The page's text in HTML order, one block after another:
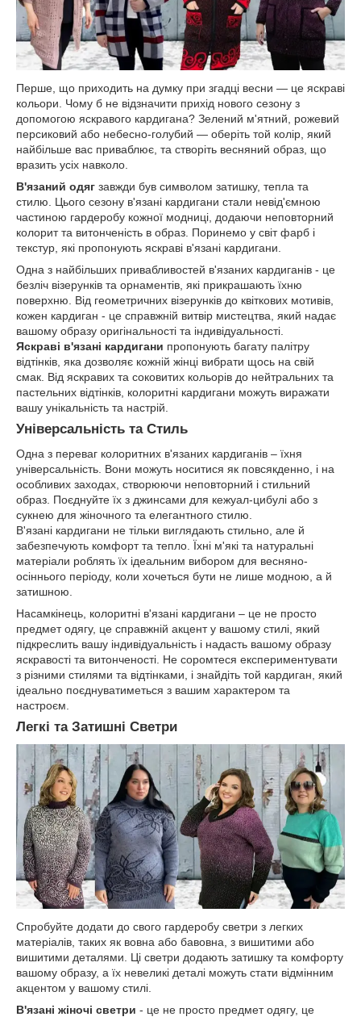
Перше, що приходить на думку при згадці весни — це яскраві
кольори. Чому б не відзначити прихід нового сезону з
допомогою яскравого кардигана? Зелений м'ятний, рожевий
персиковий або небесно-голубий — оберіть той колір, який
найбільше вас приваблює, та створіть весняний образ, що
вразить усіх навколо.
В'язаний одяг завжди був символом затишку, тепла та
стилю. Цього сезону в'язані кардигани стали невід'ємною
частиною гардеробу кожної модниці, додаючи неповторний
колорит та витонченість в образ. Поринемо у світ фарб і
текстур, які пропонують яскраві в'язані кардигани.
Одна з найбільших привабливостей в'язаних кардиганів - це
безліч візерунків та орнаментів, які прикрашають їхню
поверхню. Від геометричних візерунків до квіткових мотивів,
кожен кардиган - це справжній витвір мистецтва, який надає
вашому образу оригінальності та індивідуальності.
Яскраві в'язані кардигани пропонують багату палітру
відтінків, яка дозволяє кожній жінці вибрати щось на свій
смак. Від яскравих та соковитих кольорів до нейтральних та
пастельних відтінків, колоритні кардигани можуть виражати
вашу унікальність та настрій.
Універсальність та Стиль
Одна з переваг колоритних в'язаних кардиганів – їхня
універсальність. Вони можуть носитися як повсякденно, і на
особливих заходах, створюючи неповторний і стильний
образ. Поєднуйте їх з джинсами для кежуал-цибулі або з
сукнею для жіночного та елегантного стилю.
В'язані кардигани не тільки виглядають стильно, але й
забезпечують комфорт та тепло. Їхні м'які та натуральні
матеріали роблять їх ідеальним вибором для весняно-
осіннього періоду, коли хочеться бути не лише модною, а й
затишною.
Насамкінець, колоритні в'язані кардигани – це не просто
предмет одягу, це справжній акцент у вашому стилі, який
підкреслить вашу індивідуальність і надасть вашому образу
яскравості та витонченості. Не соромтеся експериментувати
з різними стилями та відтінками, і знайдіть той кардиган, який
ідеально поєднуватиметься з вашим характером та
настроєм.
Легкі та Затишні Светри
Спробуйте додати до свого гардеробу светри з легких
матеріалів, таких як вовна або бавовна, з вишитими або
вишитими деталями. Ці светри додають затишку та комфорту
вашому образу, а їх невеликі деталі можуть стати відмінним
акцентом у вашому стилі.
В'язані жіночі светри - це не просто предмет одягу, це